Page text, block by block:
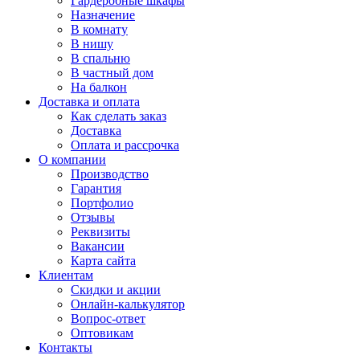
Назначение
В комнату
В нишу
В спальню
В частный дом
На балкон
Доставка и оплата
Как сделать заказ
Доставка
Оплата и рассрочка
О компании
Производство
Гарантия
Портфолио
Отзывы
Реквизиты
Вакансии
Карта сайта
Клиентам
Скидки и акции
Онлайн-калькулятор
Вопрос-ответ
Оптовикам
Контакты